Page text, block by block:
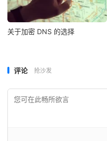
关于加密 DNS 的选择
评论 抢沙发